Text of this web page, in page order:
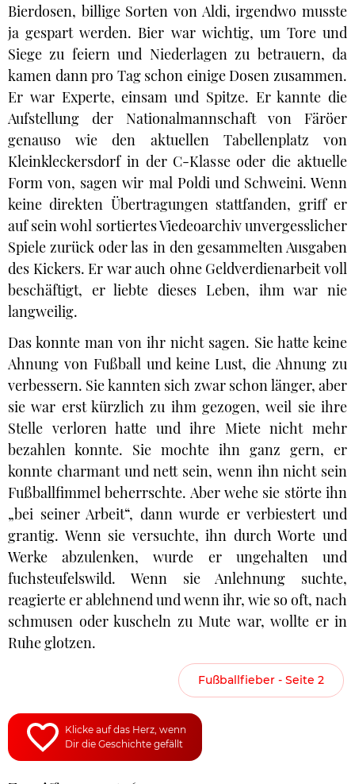
Bierdosen, billige Sorten von Aldi, irgendwo musste
ja gespart werden. Bier war wichtig, um Tore und
Siege zu feiern und Niederlagen zu betrauern, da
kamen dann pro Tag schon einige Dosen zusammen.
Er war Experte, einsam und Spitze. Er kannte die
Aufstellung der Nationalmannschaft von Färöer
genauso wie den aktuellen Tabellenplatz von
Kleinkleckersdorf in der C-Klasse oder die aktuelle
Form von, sagen wir mal Poldi und Schweini. Wenn
keine direkten Übertragungen stattfanden, griff er
auf sein wohl sortiertes Viedeoarchiv unvergesslicher
Spiele zurück oder las in den gesammelten Ausgaben
des Kickers. Er war auch ohne Geldverdienarbeit voll
beschäftigt, er liebte dieses Leben, ihm war nie
langweilig.
Das konnte man von ihr nicht sagen. Sie hatte keine
Ahnung von Fußball und keine Lust, die Ahnung zu
verbessern. Sie kannten sich zwar schon länger, aber
sie war erst kürzlich zu ihm gezogen, weil sie ihre
Stelle verloren hatte und ihre Miete nicht mehr
bezahlen konnte. Sie mochte ihn ganz gern, er
konnte charmant und nett sein, wenn ihn nicht sein
Fußballfimmel beherrschte. Aber wehe sie störte ihn
„bei seiner Arbeit“, dann wurde er verbiestert und
grantig. Wenn sie versuchte, ihn durch Worte und
Werke abzulenken, wurde er ungehalten und
fuchsteufelswild. Wenn sie Anlehnung suchte,
reagierte er ablehnend und wenn ihr, wie so oft, nach
schmusen oder kuscheln zu Mute war, wollte er in
Ruhe glotzen.
Fußballfieber - Seite 2
Klicke auf das Herz, wenn
Dir die Geschichte gefällt